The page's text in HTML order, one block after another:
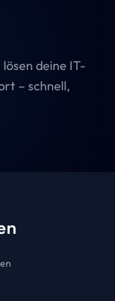
deine IT-
– schnell,